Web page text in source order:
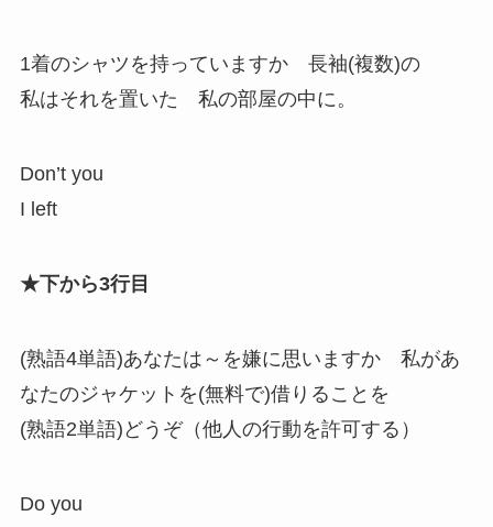
1着のシャツを持っていますか 長袖(複数)の
私はそれを置いた 私の部屋の中に。
Don’t you
I left
★下から3行目
(熟語4単語)あなたは～を嫌に思いますか 私があ
なたのジャケットを(無料で)借りることを
(熟語2単語)どうぞ（他人の行動を許可する）
Do you